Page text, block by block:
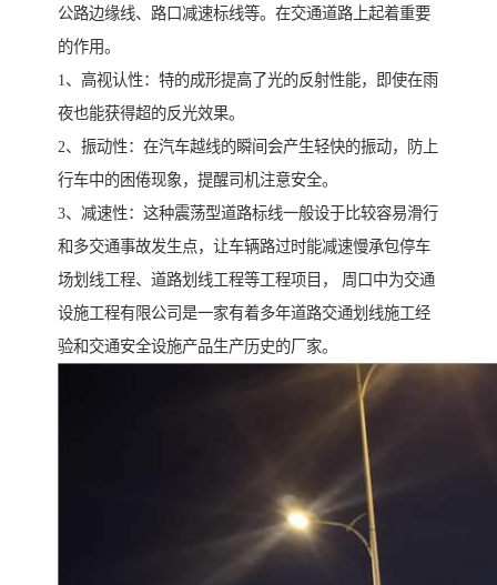
公路边缘线、路口减速标线等。在交通道路上起着重要
的作用。
1、高视认性：特的成形提高了光的反射性能，即使在雨
夜也能获得超的反光效果。
2、振动性：在汽车越线的瞬间会产生轻快的振动，防上
行车中的困倦现象，提醒司机注意安全。
3、减速性：这种震荡型道路标线一般设于比较容易滑行
和多交通事故发生点，让车辆路过时能减速慢承包停车
场划线工程、道路划线工程等工程项目， 周口中为交通
设施工程有限公司是一家有着多年道路交通划线施工经
验和交通安全设施产品生产历史的厂家。